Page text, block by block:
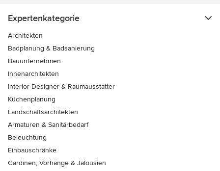
Expertenkategorie
Architekten
Badplanung & Badsanierung
Bauunternehmen
Innenarchitekten
Interior Designer & Raumausstatter
Küchenplanung
Landschaftsarchitekten
Armaturen & Sanitärbedarf
Beleuchtung
Einbauschränke
Gardinen, Vorhänge & Jalousien